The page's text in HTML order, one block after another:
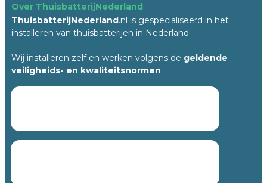
Over ThuisbatterijNederland
ThuisbatterijNederland.nl is gespecialiseerd in het
installeren van thuisbatterijen in Nederland.
Wij installeren zelf en werken volgens de geldende
veiligheids- en kwaliteitsnormen.